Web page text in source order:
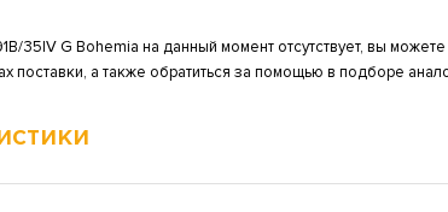
35IV G Bohemia на данный момент отсутствует, вы
поставки, а также обратиться за помощью в подборе